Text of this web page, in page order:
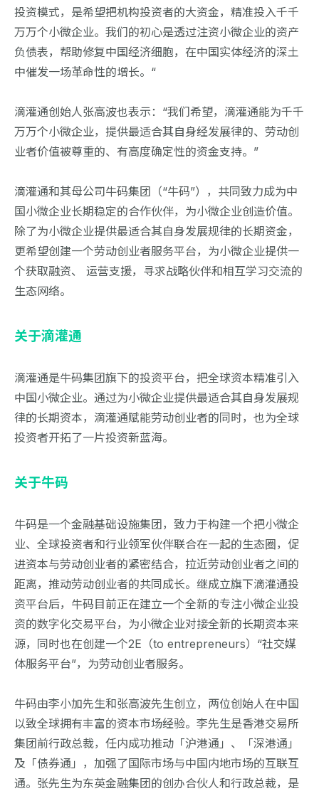
投资模式，是希望把机构投资者的大资金，精准投入千千
万万个小微企业。我们的初心是透过注资小微企业的资产
负债表，帮助修复中国经济细胞，在中国实体经济的深土
中催发一场革命性的增长。“
滴灌通创始人张高波也表示：“我们希望，滴灌通能为千千
万万个小微企业，提供最适合其自身经发展律的、劳动创
业者价值被尊重的、有高度确定性的资金支持。”
滴灌通和其母公司牛码集团（“牛码”），共同致力成为中
国小微企业长期稳定的合作伙伴，为小微企业创造价值。
除了为小微企业提供最适合其自身发展规律的长期资金，
更希望创建一个劳动创业者服务平台，为小微企业提供一
个获取融资、 运营支援，寻求战略伙伴和相互学习交流的
生态网络。
关于滴灌通
滴灌通是牛码集团旗下的投资平台，把全球资本精准引入
中国小微企业。通过为小微企业提供最适合其自身发展规
律的长期资本，滴灌通赋能劳动创业者的同时，也为全球
投资者开拓了一片投资新蓝海。
关于牛码
牛码是一个金融基础设施集团，致力于构建一个把小微企
业、全球投资者和行业领军伙伴联合在一起的生态圈，促
进资本与劳动创业者的紧密结合，拉近劳动创业者之间的
距离，推动劳动创业者的共同成长。继成立旗下滴灌通投
资平台后，牛码目前正在建立一个全新的专注小微企业投
资的数字化交易平台，为小微企业对接全新的长期资本来
源，同时也在创建一个2E（to entrepreneurs）“社交媒
体服务平台”，为劳动创业者服务。
牛码由李小加先生和张高波先生创立，两位创始人在中国
以致全球拥有丰富的资本市场经验。李先生是香港交易所
集团前行政总裁，任内成功推动「沪港通」、「深港通」
及「债券通」，加强了国际市场与中国内地市场的互联互
通。张先生为东英金融集团的创办合伙人和行政总裁，是